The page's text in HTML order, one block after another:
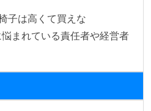
子は高くて買えな
まれている責任者や経営者